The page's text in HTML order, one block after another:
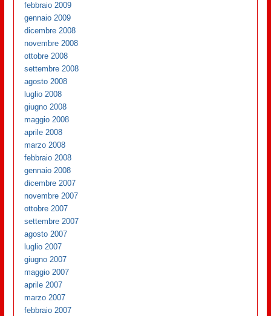
febbraio 2009
gennaio 2009
dicembre 2008
novembre 2008
ottobre 2008
settembre 2008
agosto 2008
luglio 2008
giugno 2008
maggio 2008
aprile 2008
marzo 2008
febbraio 2008
gennaio 2008
dicembre 2007
novembre 2007
ottobre 2007
settembre 2007
agosto 2007
luglio 2007
giugno 2007
maggio 2007
aprile 2007
marzo 2007
febbraio 2007